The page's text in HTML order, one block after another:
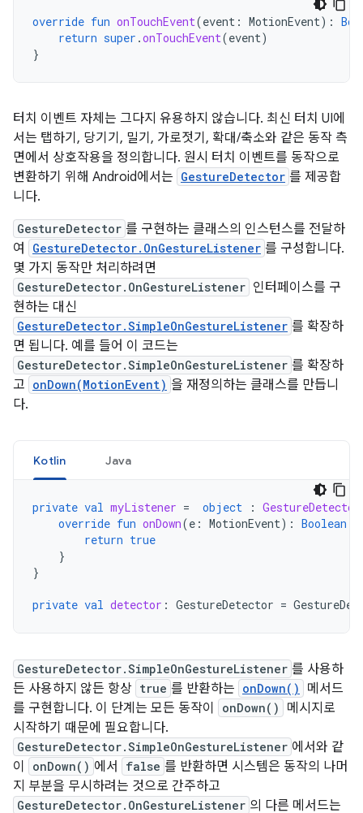
override fun onTouchEvent(event : MotionEvent):
return super .onTouchEvent(event)
}
터치 이벤트 자체는 그다지 유용하지 않습니다. 최신 터치 UI에
서는 탭하기, 당기기, 밀기, 가로젓기, 확대/축소와 같은 동작 측
면에서 상호작용을 정의합니다. 원시 터치 이벤트를 동작으로
변환하기 위해 Android에서는 GestureDetector 를 제공합
니다.
GestureDetector 를 구현하는 클래스의 인스턴스를 전달하
여
GestureDetector.OnGestureListener 를 구성합니다.
몇 가지 동작만 처리하려면
GestureDetector.OnGestureListener 인터페이스를 구
현하는 대신
GestureDetector.SimpleOnGestureListener 를 확장하
면 됩니다. 예를 들어 이 코드는
GestureDetector.SimpleOnGestureListener 를 확장하
고 onDown(MotionEvent) 을 재정의하는 클래스를 만듭니
다.
Kotlin Java
private val myListener = object : GestureDetector
override fun onDown(e : MotionEvent): Boolean
return true
}
}
private val detector : GestureDetector =
GestureDetector.SimpleOnGestureListener 를 사용하
든 사용하지 않든 항상 true 를 반환하는 onDown()
메서드
를 구현합니다. 이 단계는 모든 동작이
onDown()
메시지로
시작하기 때문에 필요합니다.
GestureDetector.SimpleOnGestureListener 에서와 같
이
onDown() 에서 false 를 반환하면 시스템은 동작의 나머
지 부분을 무시하려는 것으로 간주하고
GestureDetector.OnGestureListener 의 다른 메서드는